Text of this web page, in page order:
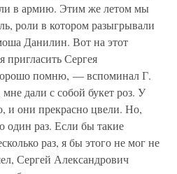
в армию. Этим же летом мы
роли в котором разыгрывали
Данилин. Вот на этот
пригласить Сергея
помню, — вспоминал Г.
дали с собой букет роз. У
и они прекрасно цвели. Но,
один раз. Если бы такие
раз, я бы этого не мог не
Сергей Александрович